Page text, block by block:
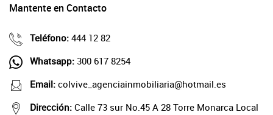
Mantente en Contacto
Teléfono: 444 12 82
Whatsapp: 300 617 8254
Email: colvive_agenciainmobiliaria@hotmail.es
Dirección: Calle 73 sur No.45 A 28 Torre Monarca Local